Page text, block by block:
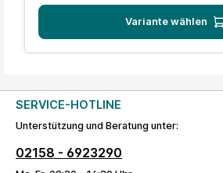
Variante wählen
SERVICE-HOTLINE
Unterstützung und Beratung unter:
02158 - 6923290